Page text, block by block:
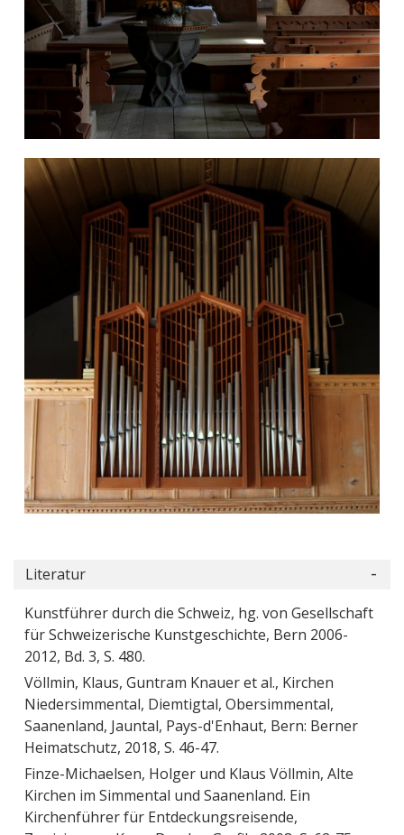
Literatur
Kunstführer durch die Schweiz, hg. von Gesellschaft
für Schweizerische Kunstgeschichte, Bern 2006-
2012, Bd. 3, S. 480.
Völlmin, Klaus, Guntram Knauer et al., Kirchen
Niedersimmental, Diemtigtal, Obersimmental,
Saanenland, Jauntal, Pays-d'Enhaut, Bern: Berner
Heimatschutz, 2018, S. 46-47.
Finze-Michaelsen, Holger und Klaus Völlmin, Alte
Kirchen im Simmental und Saanenland. Ein
Kirchenführer für Entdeckungsreisende,